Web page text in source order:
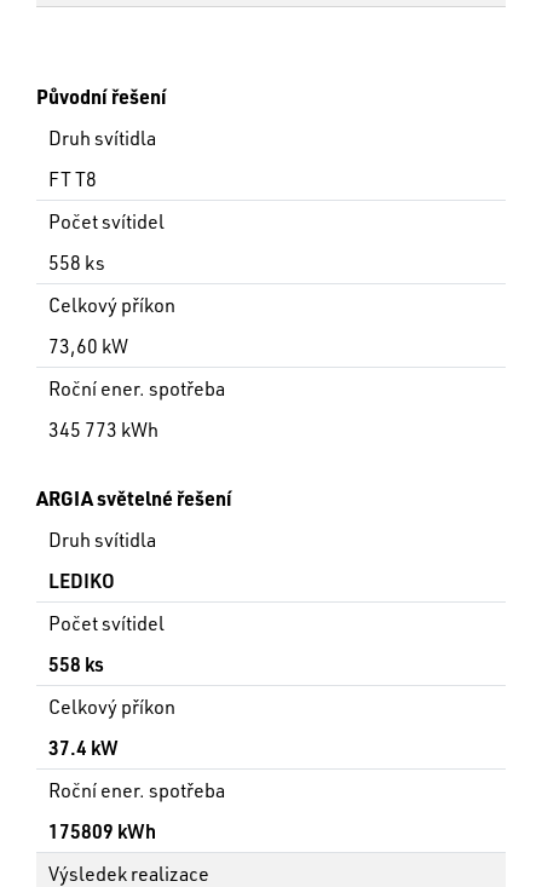
Původní řešení
Druh svítidla
FT T8
Počet svítidel
558 ks
Celkový příkon
73,60 kW
Roční ener. spotřeba
345 773 kWh
ARGIA světelné řešení
Druh svítidla
LEDIKO
Počet svítidel
558 ks
Celkový příkon
37.4 kW
Roční ener. spotřeba
175809 kWh
Výsledek realizace